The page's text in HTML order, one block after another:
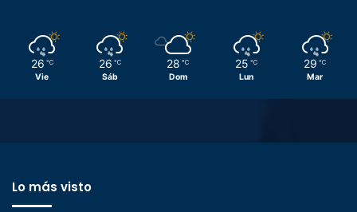
26 ℃
Vie
26 ℃
Sáb
28 ℃
Dom
25 ℃
Lun
29 ℃
Mar
Lo más visto